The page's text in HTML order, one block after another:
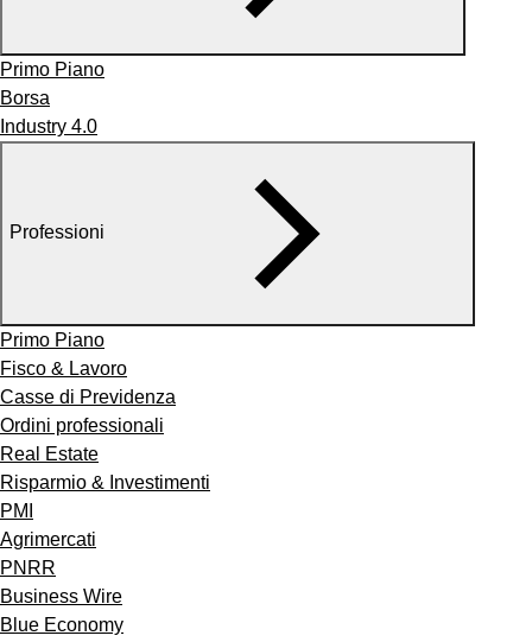
Primo Piano
Borsa
Industry 4.0
Professioni
Primo Piano
Fisco & Lavoro
Casse di Previdenza
Ordini professionali
Real Estate
Risparmio & Investimenti
PMI
Agrimercati
PNRR
Business Wire
Blue Economy